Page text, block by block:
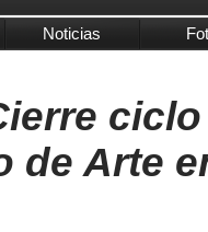
Noticias
de Arte